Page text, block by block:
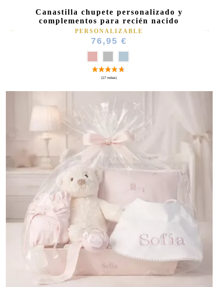
(1 nota)
Canastilla chupete personalizado y
complementos para recién nacido
PERSONALIZABLE
76,95 €